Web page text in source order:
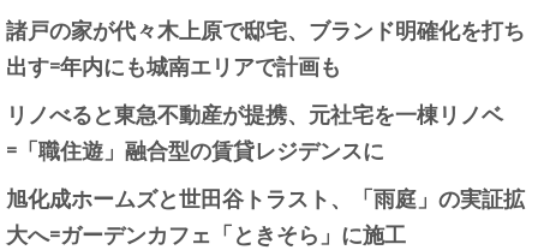
諸戸の家が代々木上原で邸宅、ブランド明確化を打ち
出す=年内にも城南エリアで計画も
リノべると東急不動産が提携、元社宅を一棟リノベ
=「職住遊」融合型の賃貸レジデンスに
旭化成ホームズと世田谷トラスト、「雨庭」の実証拡
大へ=ガーデンカフェ「ときそら」に施工